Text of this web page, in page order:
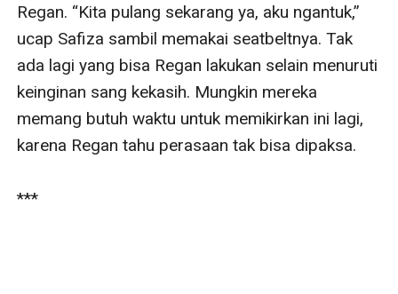
Regan. “Kita pulang sekarang ya, aku ngantuk,”
ucap Safiza sambil memakai seatbeltnya. Tak
ada lagi yang bisa Regan lakukan selain menuruti
keinginan sang kekasih. Mungkin mereka
memang butuh waktu untuk memikirkan ini lagi,
karena Regan tahu perasaan tak bisa dipaksa.
***